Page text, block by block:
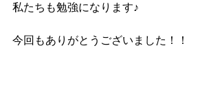
私たちも勉強になります♪
今回もありがとうございました！！